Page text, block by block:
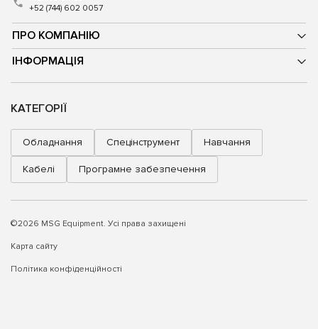
ПРО КОМПАНІЮ
ІНФОРМАЦІЯ
+52 (744) 602 0057
КАТЕГОРІЇ
Обладнання Спецінструмент Навчання
Кабелі Програмне забезпечення
©2026 MSG Equipment. Усі права захищені
Карта сайту
Політика конфіденційності